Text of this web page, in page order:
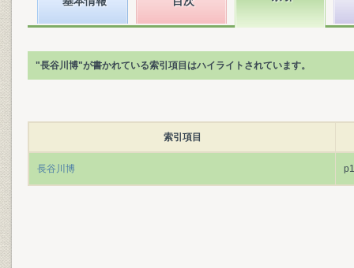
"長谷川博"が書かれている索引項目はハイライトされています。
索引項目
長谷川博